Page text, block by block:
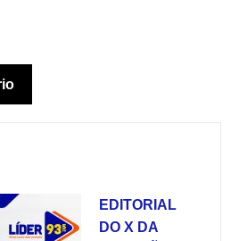
EDITORIAL
DO X DA